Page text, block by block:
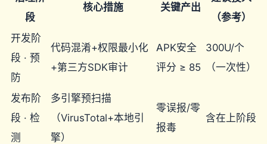
段
核心措施 关键产出
（参考）
开发阶
段 · 预
防
代码混淆+权限最小化
+第三方SDK审计
APK安全
评分 ≥ 85
300U/个
（一次性）
发布阶
段 · 检
测
多引擎预扫描
（VirusTotal+本地引
擎）
零误报/零
报毒
含在上阶段